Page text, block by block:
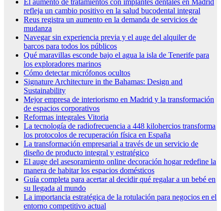
El aumento de tratamientos con implantes dentales en Madrid
refleja un cambio positivo en la salud bucodental integral
Reus registra un aumento en la demanda de servicios de
mudanza
Navegar sin experiencia previa y el auge del alquiler de
barcos para todos los públicos
Qué maravillas esconde bajo el agua la isla de Tenerife para
los exploradores marinos
Cómo detectar micrófonos ocultos
Signature Architecture in the Bahamas: Design and
Sustainability
Mejor empresa de interiorismo en Madrid y la transformación
de espacios corporativos
Reformas integrales Vitoria
La tecnología de radiofrecuencia a 448 kilohercios transforma
los protocolos de recuperación física en España
La transformación empresarial a través de un servicio de
diseño de producto integral y estratégico
El auge del asesoramiento online decoración hogar redefine la
manera de habitar los espacios domésticos
Guía completa para acertar al decidir qué regalar a un bebé en
su llegada al mundo
La importancia estratégica de la rotulación para negocios en el
entorno competitivo actual